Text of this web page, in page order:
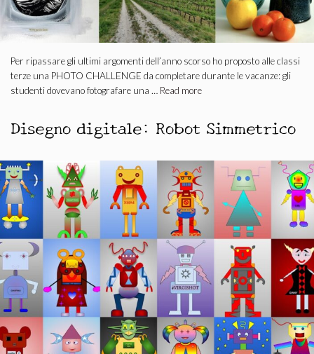
Per ripassare gli ultimi argomenti dell’anno scorso ho proposto alle classi
terze una PHOTO CHALLENGE da completare durante le vacanze: gli
studenti dovevano fotografare una … Read more
Disegno digitale: Robot Simmetrico